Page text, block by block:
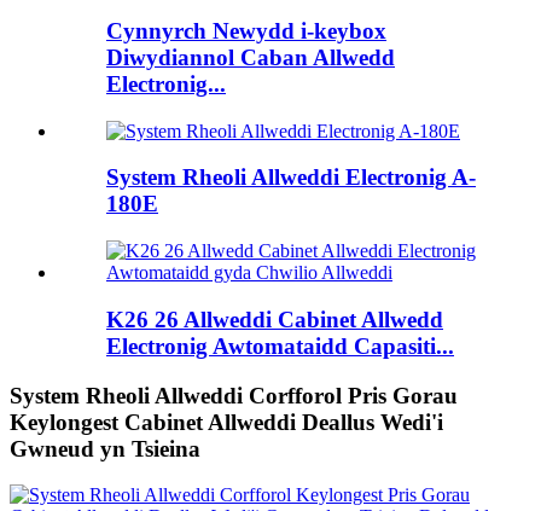
Cynnyrch Newydd i-keybox
Diwydiannol Caban Allwedd
Electronig...
System Rheoli Allweddi Electronig A-
180E
K26 26 Allweddi Cabinet Allwedd
Electronig Awtomataidd Capasiti...
System Rheoli Allweddi Corfforol Pris Gorau
Keylongest Cabinet Allweddi Deallus Wedi'i
Gwneud yn Tsieina